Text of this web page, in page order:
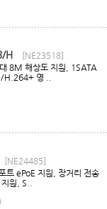
H
[NE23518]
8M 해상도 지원, 1SATA
영 ..
[NE24485]
트 ePoE 지원, 장거리 전송
원, S..